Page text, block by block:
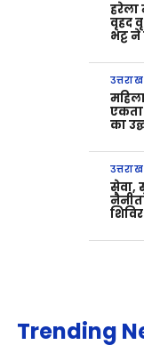
हरेला
वृहद
भट्ट
एकता
का
सेवा,
शिविर
Trending